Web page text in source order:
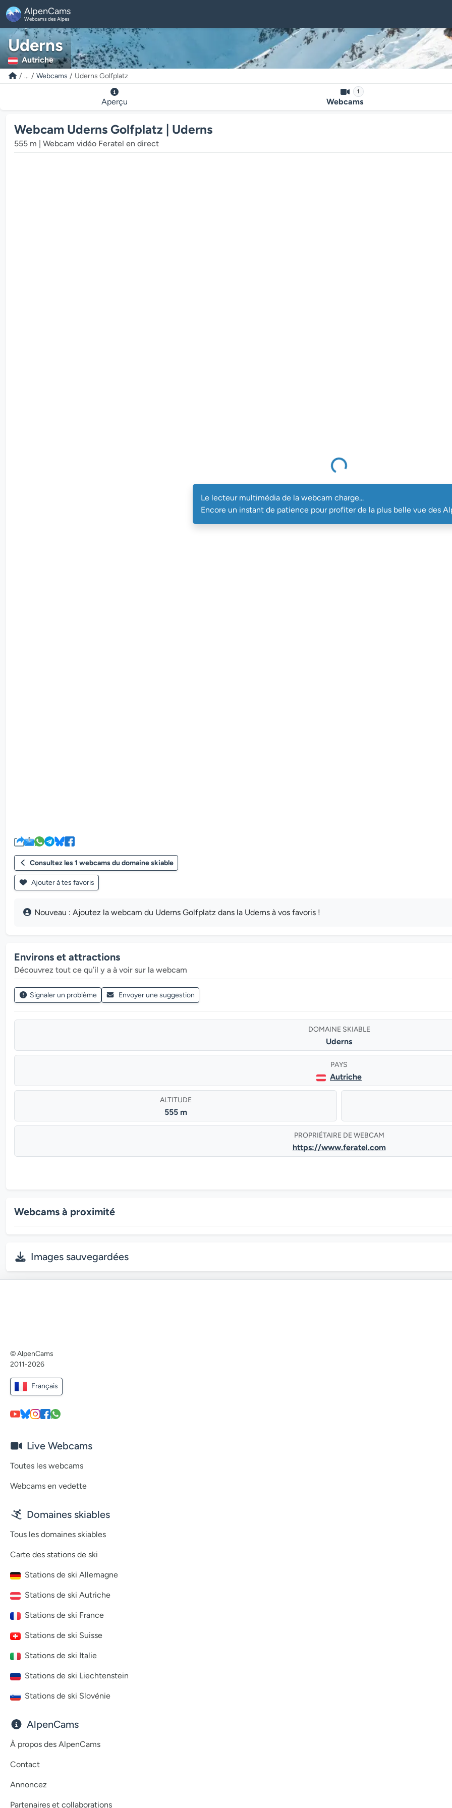
AlpenCams
Webcams des Alpes
Uderns
Autriche
... Webcams Uderns Golfplatz
Aperçu
1
Webcams
Webcam Uderns Golfplatz | Uderns
555 m | Webcam vidéo Feratel en direct
Le lecteur multimédia de la webcam charge...
Le lecteur multimédia de la webcam charge...
Encore un instant de patience pour profiter de la plus belle vue des
Consultez les 1 webcams du domaine skiable
Ajouter à tes favoris
Nouveau : Ajoutez la webcam du Uderns Golfplatz dans la Uderns à vos favoris !
Environs et attractions
Découvrez tout ce qu’il y a à voir sur la webcam
Signaler un problème Envoyer une suggestion
DOMAINE SKIABLE
Uderns
PAYS
Autriche
ALTITUDE
555 m
PROPRIÉTAIRE DE WEBCAM
https://www.feratel.com
Webcams à proximité
Images sauvegardées
© AlpenCams
2011-2026
Français
Live Webcams
Toutes les webcams
Webcams en vedette
Domaines skiables
Tous les domaines skiables
Carte des stations de ski
Stations de ski Allemagne
Stations de ski Autriche
Stations de ski France
Stations de ski Suisse
Stations de ski Italie
Stations de ski Liechtenstein
Stations de ski Slovénie
AlpenCams
À propos des AlpenCams
Contact
Annoncez
Partenaires et collaborations